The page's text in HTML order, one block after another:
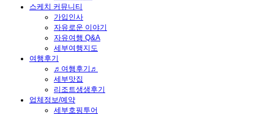
스케치 커뮤니티
가입인사
자유로운 이야기
자유여행 Q&A
세부여행지도
여행후기
♬여행후기♬
세부맛집
리조트생생후기
업체정보/예약
세부호핑투어